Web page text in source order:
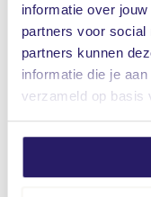
informatie over
partners voor
partners kunnen
informatie die je
verzameld op basis
welke reizen je
Persoonlijke
Bij schade gaat
voor je aan de
schade het best